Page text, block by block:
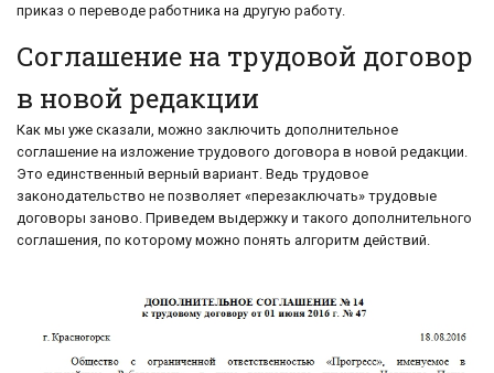
приказ о переводе работника на другую работу.
Соглашение на трудовой договор
в новой редакции
Как мы уже сказали, можно заключить дополнительное
соглашение на изложение трудового договора в новой редакции.
Это единственный верный вариант. Ведь трудовое
законодательство не позволяет «перезаключать» трудовые
договоры заново. Приведем выдержку и такого дополнительного
соглашения, по которому можно понять алгоритм действий.